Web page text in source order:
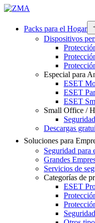
Packs para el Hogar
Dispositivos
Especial para
ESET
ESET
ESET
Small Office /
Descargas
Soluciones para
Seguridad para
Grandes
Servicios de
Categorías de
ESET